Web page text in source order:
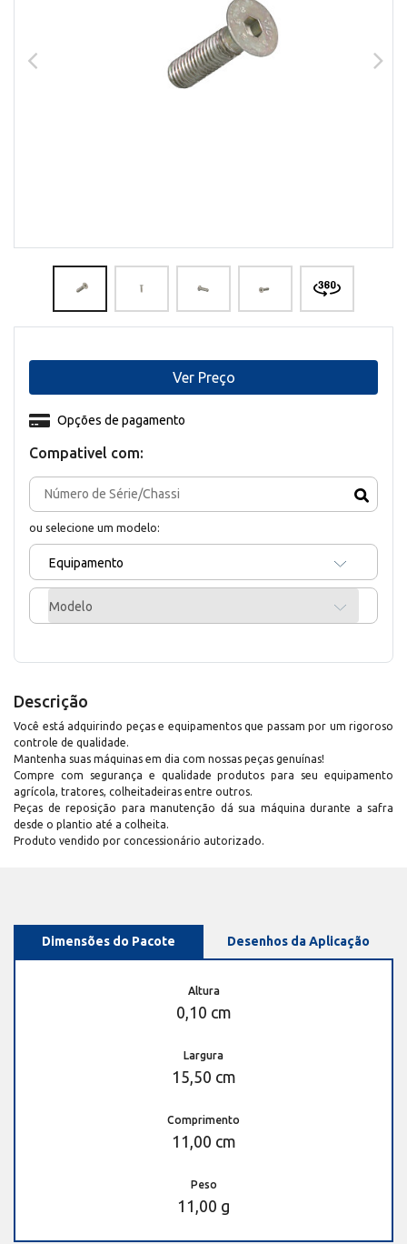
Compativel com:
ou selecione um modelo:
Equipamento
Modelo
Opções de pagamento
Ver Preço
Descrição
Você está adquirindo peças e equipamentos que passam por um rigoroso
controle de qualidade.
Mantenha suas máquinas em dia com nossas peças genuínas!
Compre com segurança e qualidade produtos para seu equipamento
agrícola, tratores, colheitadeiras entre outros.
Peças de reposição para manutenção dá sua máquina durante a safra
desde o plantio até a colheita.
Produto vendido por concessionário autorizado.
Dimensões do Pacote Desenhos da Aplicação
Altura
0,10 cm
Largura
15,50 cm
Comprimento
11,00 cm
Peso
11,00 g